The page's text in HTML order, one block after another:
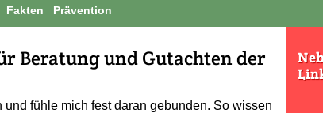
Beratung und Gutachten der
fühle mich fest daran gebunden. So wissen
Fakten Prävention